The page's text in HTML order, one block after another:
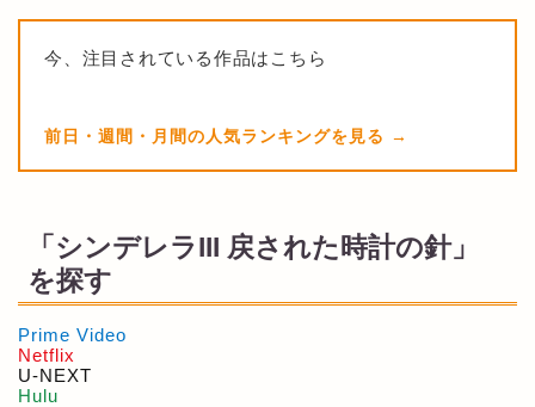
今、注目されている作品はこちら
前日・週間・月間の人気ランキングを見る
「シンデレラIII 戻された時計の針」
を探す
Prime Video
Netflix
U-NEXT
Hulu